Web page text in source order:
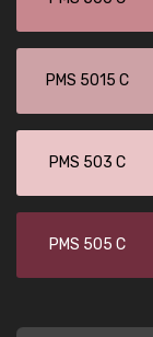
PMS 5015 C
PMS 503 C
PMS 505 C